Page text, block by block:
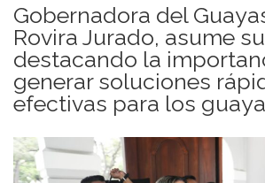
Gobernadora del
Rovira Jurado, asume
destacando la
generar soluciones
efectivas para los